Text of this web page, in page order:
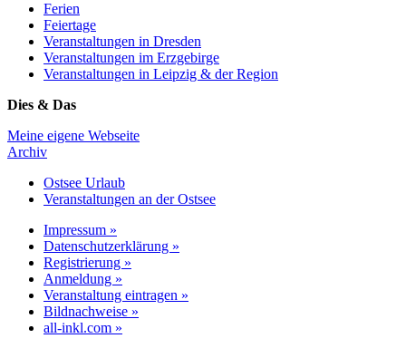
Ferien
Feiertage
Veranstaltungen in Dresden
Veranstaltungen im Erzgebirge
Veranstaltungen in Leipzig & der Region
Dies & Das
Meine eigene Webseite
Archiv
Ostsee Urlaub
Veranstaltungen an der Ostsee
Impressum »
Datenschutzerklärung »
Registrierung »
Anmeldung »
Veranstaltung eintragen »
Bildnachweise »
all-inkl.com »